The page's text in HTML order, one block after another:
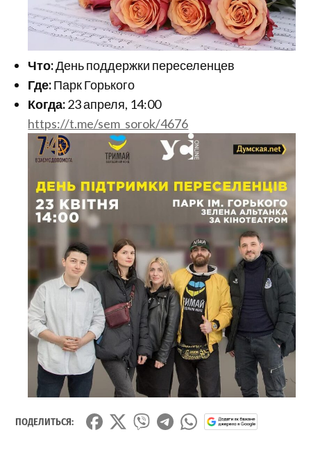
Что:День поддержки переселенцев
Где:Парк Горького
Когда:23 апреля, 14:00
https://t.me/sem_sorok/4676
ПОДЕЛИТЬСЯ: